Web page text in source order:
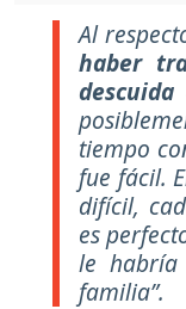
Al
haber
tiempo
fue fácil.
difícil,
es
le
familia”.